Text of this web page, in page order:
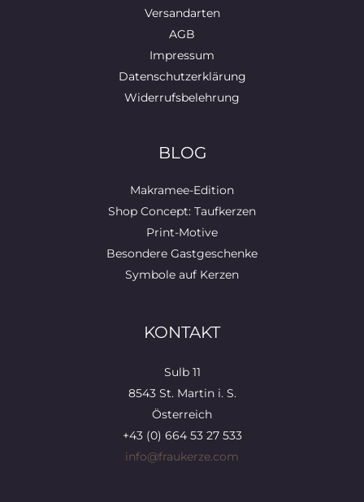
Versandarten
AGB
Impressum
Datenschutzerklärung
Widerrufsbelehrung
BLOG
Makramee-Edition
Shop Concept: Taufkerzen
Print-Motive
Besondere Gastgeschenke
Symbole auf Kerzen
KONTAKT
Sulb 11
8543 St. Martin i. S.
Österreich
+43 (0) 664 53 27 533
info@fraukerze.com